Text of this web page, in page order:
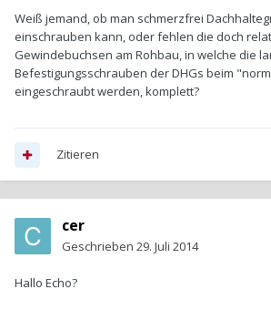
Weiß jemand, ob man schmerzfrei
einschrauben kann, oder fehlen die doch
Gewindebuchsen am Rohbau, in welche die
Befestigungsschrauben der DHGs beim
eingeschraubt werden, komplett?
Zitieren
cer
Geschrieben 29. Juli 2014
Hallo Echo?